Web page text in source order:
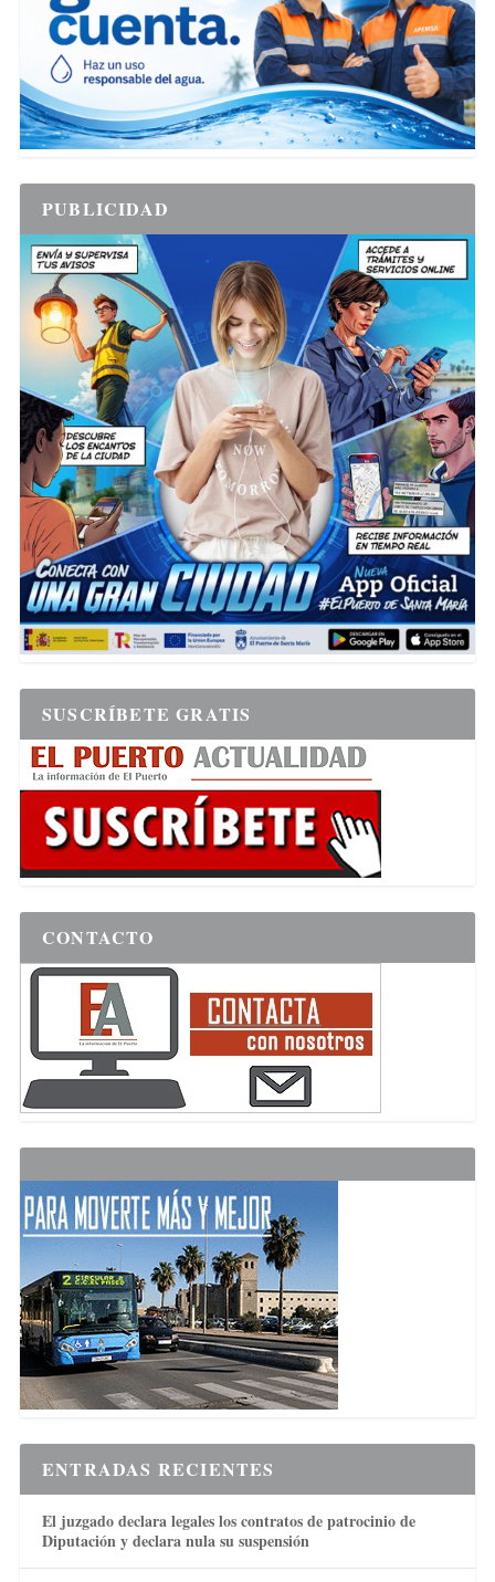
PUBLICIDAD
SUSCRÍBETE GRATIS
CONTACTO
ENTRADAS RECIENTES
El juzgado declara legales los contratos de patrocinio de
Diputación y declara nula su suspensión